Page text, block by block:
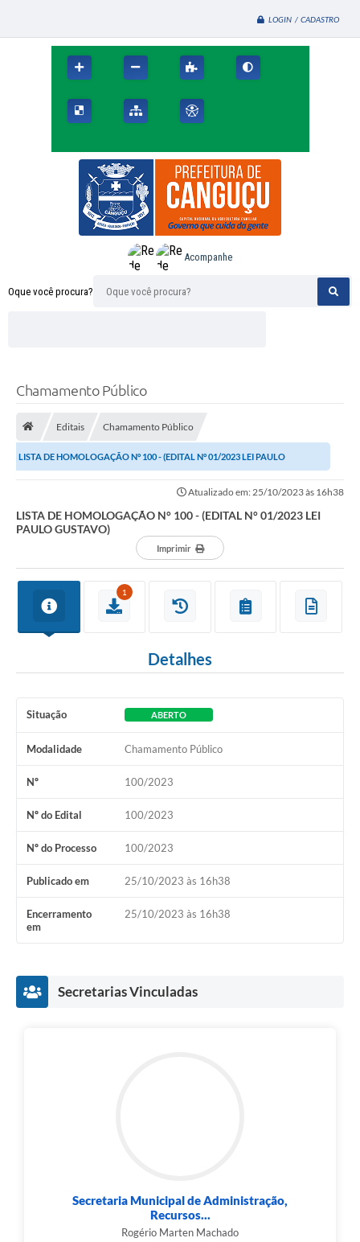
LOGIN / CADASTRO
Oque você procura?
Acompanhe
Chamamento Público
Editais Chamamento Público
LISTA DE HOMOLOGAÇÃO N° 100 - (EDITAL N° 01/2023 LEI PAULO
Atualizado em: 25/10/2023 às 16h38
LISTA DE HOMOLOGAÇÃO N° 100 - (EDITAL N° 01/2023 LEI
PAULO GUSTAVO)
Imprimir
1
Detalhes
Situação ABERTO
Modalidade Chamamento Público
Nº 100/2023
Nº do Edital 100/2023
Nº do Processo 100/2023
Publicado em 25/10/2023 às 16h38
Encerramento
em
25/10/2023 às 16h38
Secretarias Vinculadas
Secretaria Municipal de Administração,
Recursos...
Rogério Marten Machado